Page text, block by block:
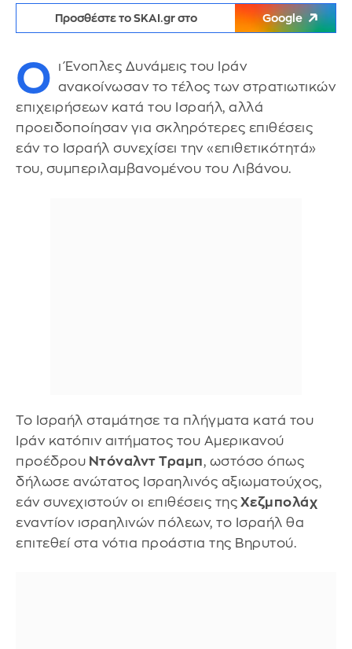
Προσθέστε το SKAI.gr στο Google
Ο
ι Ένοπλες Δυνάμεις του Ιράν
ανακοίνωσαν το τέλος των στρατιωτικών
επιχειρήσεων κατά του Ισραήλ, αλλά
προειδοποίησαν για σκληρότερες επιθέσεις
εάν το Ισραήλ συνεχίσει την «επιθετικότητά»
του, συμπεριλαμβανομένου του Λιβάνου.
Το Ισραήλ σταμάτησε τα πλήγματα κατά του
Ιράν κατόπιν αιτήματος του Αμερικανού
προέδρου Ντόναλντ Τραμπ, ωστόσο όπως
δήλωσε ανώτατος Ισραηλινός αξιωματούχος,
εάν συνεχιστούν οι επιθέσεις της Χεζμπολάχ
εναντίον ισραηλινών πόλεων, το Ισραήλ θα
επιτεθεί στα νότια προάστια της Βηρυτού.